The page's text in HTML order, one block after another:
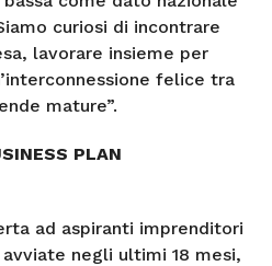
curiosi di incontrare
lavorare insieme per
felice tra
mature”.
PLAN
ad aspiranti imprenditori
negli ultimi 18 mesi,